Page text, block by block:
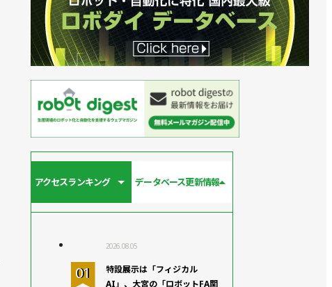
アクセスランキング データベース更新情報
2026.08.05
特設展示は「フィジカル
AI」、大宮の「ロボットFA関